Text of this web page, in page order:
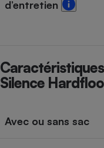
d’entretien
Silence
Avec ou sans sac